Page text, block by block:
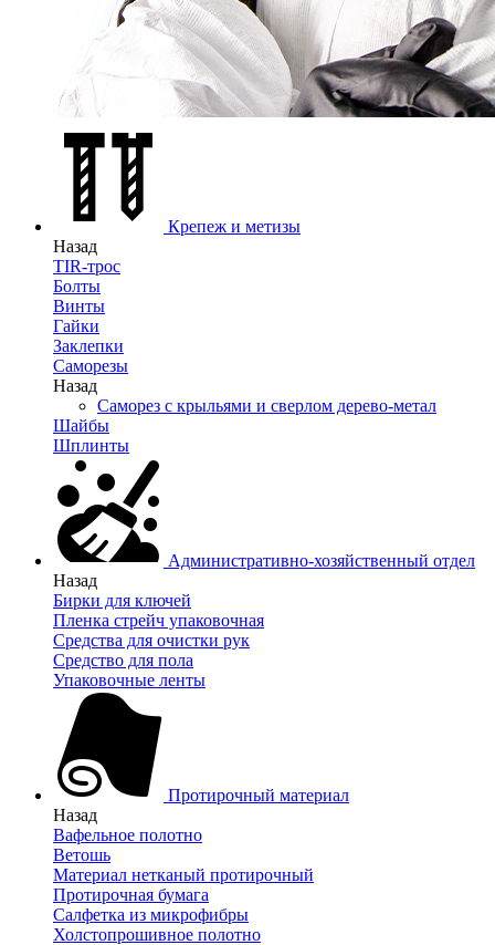
Крепеж и метизы
Назад
TIR-трос
Болты
Винты
Гайки
Заклепки
Саморезы
Назад
Саморез с крыльями и сверлом дерево-метал
Шайбы
Шплинты
Административно-хозяйственный отдел
Назад
Бирки для ключей
Пленка стрейч упаковочная
Средства для очистки рук
Средство для пола
Упаковочные ленты
Протирочный материал
Назад
Вафельное полотно
Ветошь
Материал нетканый протирочный
Протирочная бумага
Салфетка из микрофибры
Холстопрошивное полотно